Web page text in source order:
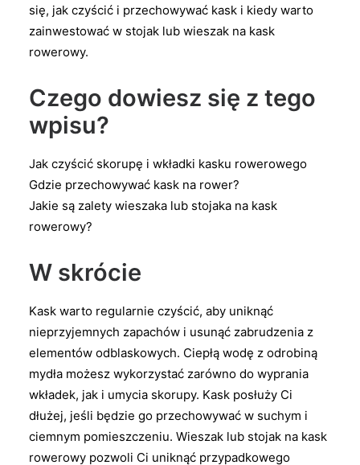
się, jak czyścić i przechowywać kask i kiedy warto
zainwestować w stojak lub wieszak na kask
rowerowy.
Czego dowiesz się z tego
wpisu?
Jak czyścić skorupę i wkładki kasku rowerowego
Gdzie przechowywać kask na rower?
Jakie są zalety wieszaka lub stojaka na kask
rowerowy?
W skrócie
Kask warto regularnie czyścić, aby uniknąć
nieprzyjemnych zapachów i usunąć zabrudzenia z
elementów odblaskowych. Ciepłą wodę z odrobiną
mydła możesz wykorzystać zarówno do wyprania
wkładek, jak i umycia skorupy. Kask posłuży Ci
dłużej, jeśli będzie go przechowywać w suchym i
ciemnym pomieszczeniu. Wieszak lub stojak na kask
rowerowy pozwoli Ci uniknąć przypadkowego